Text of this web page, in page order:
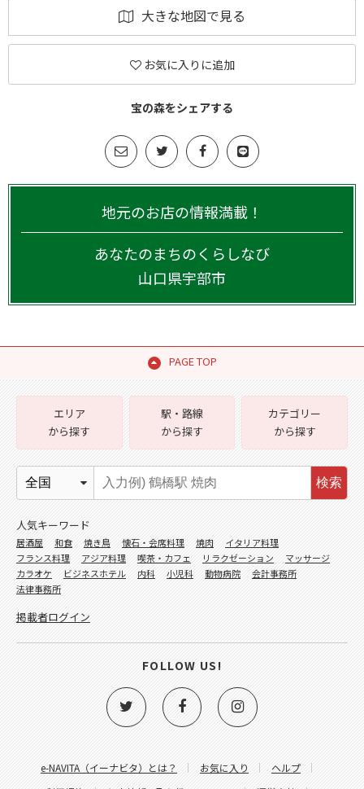
大きな地図で見る
お気に入りに追加
宝の森をシェアする
地元のお店の情報満載！
あなたのまちのくらしなび
山口県宇部市
PAGE TOP
e-NAVITA（イーナビタ）とは？ お気に入り
ヘルプ
エリア
から探す
駅・路線
から探す
カテゴリー
から探す
検索
人気キーワード
居酒屋 和食 焼き鳥 懐石・会席料理 焼肉
イタリア料理
フランス料理
アジア料理 喫茶・カフェ リラクゼーション
マッサージ
カラオケ
ビジネスホテル 内科 小児科 動物病院
会計事務所
法律事務所
掲載者ログイン
FOLLOW US!